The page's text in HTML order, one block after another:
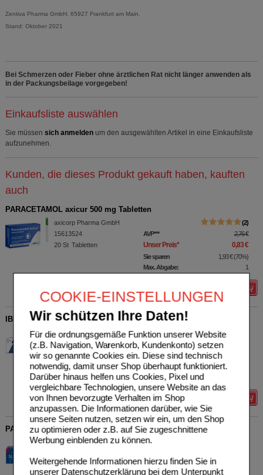
COOKIE-EINSTELLUNGEN
Wir schützen Ihre Daten!
Für die ordnungsgemäße Funktion unserer Website
(z.B. Navigation, Warenkorb, Kundenkonto) setzen
wir so genannte Cookies ein. Diese sind technisch
notwendig, damit unser Shop überhaupt funktioniert.
Darüber hinaus helfen uns Cookies, Pixel und
vergleichbare Technologien, unsere Website an das
von Ihnen bevorzugte Verhalten im Shop
anzupassen. Die Informationen darüber, wie Sie
unsere Seiten nutzen, setzen wir ein, um den Shop
zu optimieren oder z.B. auf Sie zugeschnittene
Werbung einblenden zu können.
Weitergehende Informationen hierzu finden Sie in
unserer Datenschutzerklärungbei dem Unterpunkt
Zentiva Pharma GmbH, 65927 Frankfurt am Main.
Stand: Oktober 2021
Bei Schmerzen oder Fieber ohne ärztlichen Rat nicht länger anwenden als
in der Packungsbeilage vorgegeben!
Einkaufsliste auswählen
Sie müssen sich anmelden um den ausgewählten Artikel in eine Einkaufsliste
aufzunehmen.
Kunden, die dieses Produkt gekauft haben, kauften
auch
PARACETAMOL axicur 500 mg Tabletten
axicorp Pharma GmbH
15613524
20 St Tabletten
2
AVP*** 2,76 €
Unser Preis* 0,83 €
Sie sparen 1,93 € (70%)
Max. Abgabe:
1
IBUARISTO akut 400 mg Filmtabletten
Aristo Pharma GmbH
16160295
50St Filmtabletten
AVP***
Unser Preis*
Sie sparen 5,58 €
Max. Abgabe:
Details
PARACETAMOL STADA 500 mg Tabletten
STADA Consumer Health
00423568
20 St Tabletten
Unser Preis*